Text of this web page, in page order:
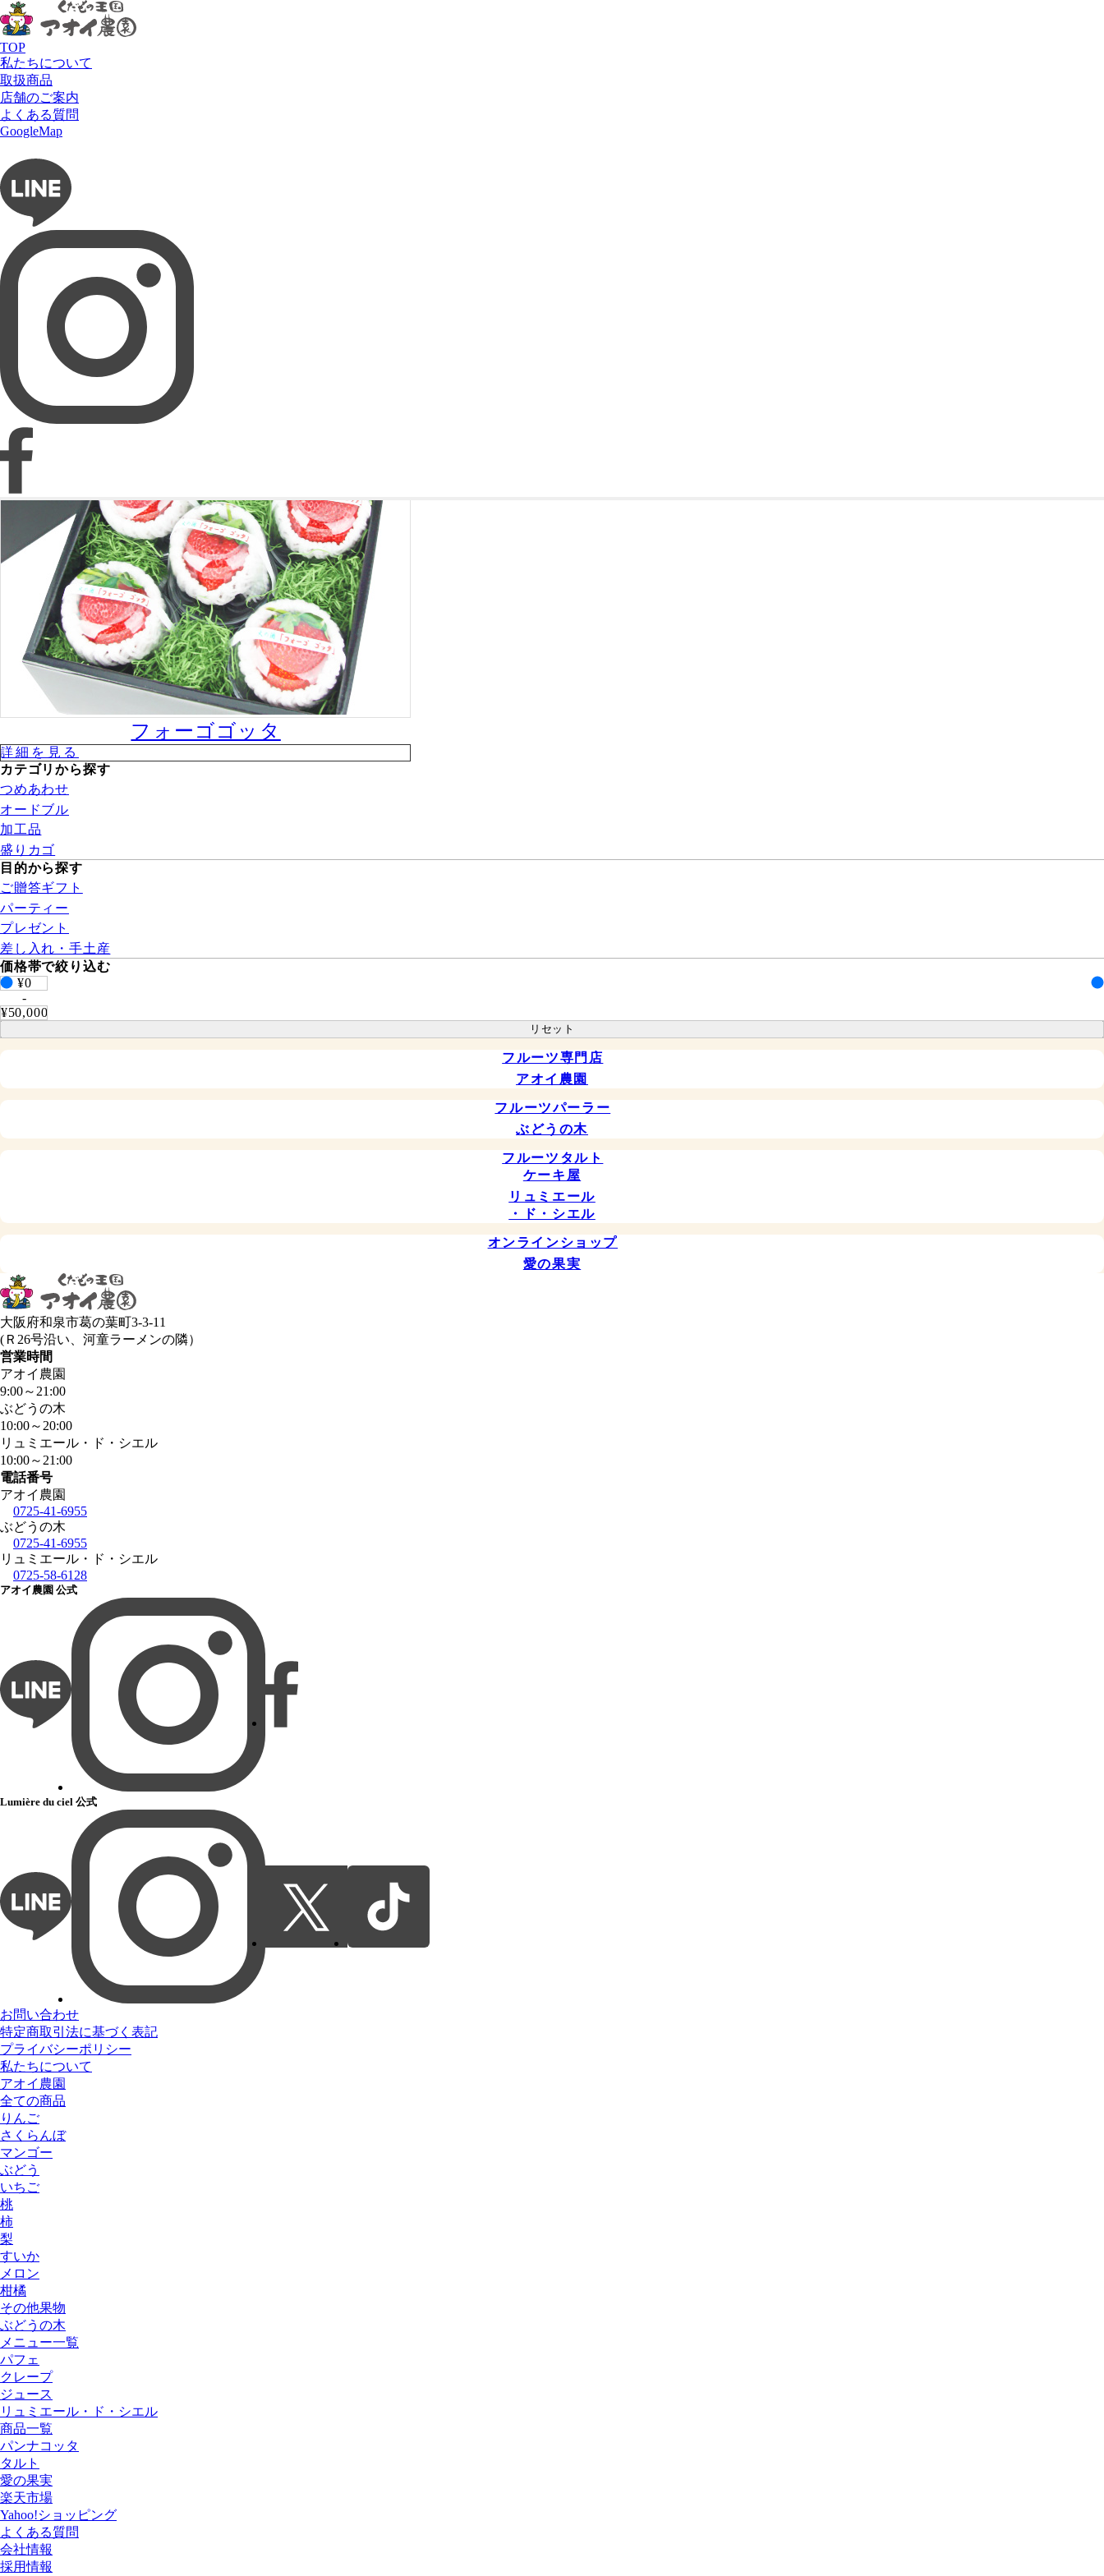
TOP
私たちについて
取扱商品
店舗のご案内
よくある質問
GoogleMap
HOME 商品 いちご
全ての商品
いちご
さくらんぼ
すいか
その他果物
ぶどう
りんご
メロン
柑橘
柿
桃
販売中のフルーツ
Nベリー
さくらももいちご
フォーゴゴッタ
詳細を⾒る
カテゴリから探す
つめあわせ
オードブル
加工品
盛りカゴ
⽬的から探す
ご贈答ギフト
パーティー
プレゼント
差し入れ・手土産
価格帯で絞り込む
¥0
-
¥50,000
リセット
フルーツ専門店
アオイ農園
フルーツパーラー
ぶどうの木
フルーツタルト
ケーキ屋
リュミエール
・ド・シエル
オンラインショップ
愛の果実
大阪府和泉市葛の葉町3-3-11
(Ｒ26号沿い、河童ラーメンの隣）
営業時間
アオイ農園
9:00～ 21:00
ぶどうの木
10:00～ 20:00
リュミエール・ド・シエル
10:00～ 21:00
電話番号
アオイ農園
0725-41-6955
ぶどうの木
0725-41-6955
リュミエール・ド・シエル
0725-58-6128
アオイ農園 公式
Lumière du ciel 公式
お問い合わせ
特定商取引法に基づく表記
プライバシーポリシー
私たちについて
アオイ農園
全ての商品
りんご
さくらんぼ
マンゴー
ぶどう
いちご
桃
柿
梨
すいか
メロン
柑橘
その他果物
ぶどうの木
メニュー一覧
パフェ
クレープ
ジュース
リュミエール・ド・シエル
商品一覧
パンナコッタ
タルト
愛の果実
楽天市場
Yahoo!ショッピング
よくある質問
会社情報
採用情報